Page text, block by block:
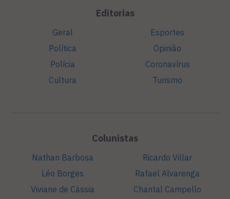
Editorias
Geral
Política
Polícia
Cultura
Esportes
Opinião
Coronavírus
Turismo
Colunistas
Nathan Barbosa
Léo Borges
Viviane de Cássia
Ricardo Villar
Rafael Alvarenga
Chantal Campello